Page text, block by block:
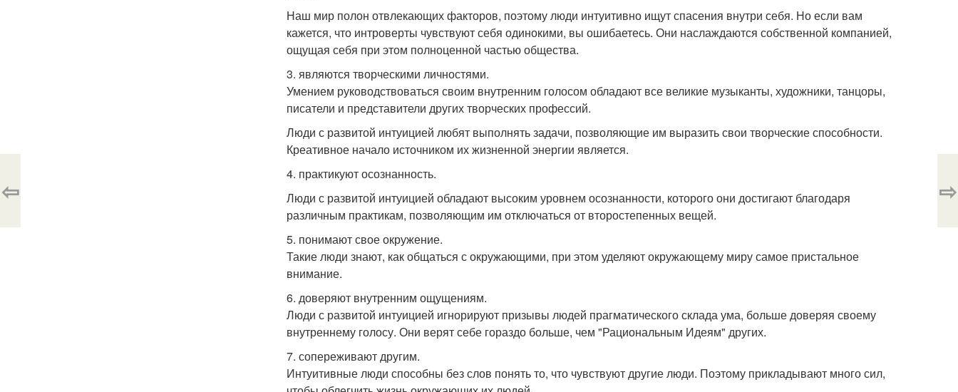
Наш мир полон отвлекающих факторов, поэтому люди интуитивно ищут спасения внутри себя. Но если вам
кажется, что интроверты чувствуют себя одинокими, вы ошибаетесь. Они наслаждаются собственной компанией,
ощущая себя при этом полноценной частью общества.
3. являются творческими личностями.
Умением руководствоваться своим внутренним голосом обладают все великие музыканты, художники, танцоры,
писатели и представители других творческих профессий.
Люди с развитой интуицией любят выполнять задачи, позволяющие им выразить свои творческие способности.
Креативное начало источником их жизненной энергии является.
4. практикуют осознанность.
Люди с развитой интуицией обладают высоким уровнем осознанности, которого они достигают благодаря
различным практикам, позволяющим им отключаться от второстепенных вещей.
5. понимают свое окружение.
Такие люди знают, как общаться с окружающими, при этом уделяют окружающему миру самое пристальное
внимание.
6. доверяют внутренним ощущениям.
Люди с развитой интуицией игнорируют призывы людей прагматического склада ума, больше доверяя своему
внутреннему голосу. Они верят себе гораздо больше, чем "Рациональным Идеям" других.
7. сопереживают другим.
Интуитивные люди способны без слов понять то, что чувствуют другие люди. Поэтому прикладывают много сил,
⇦ ⇨